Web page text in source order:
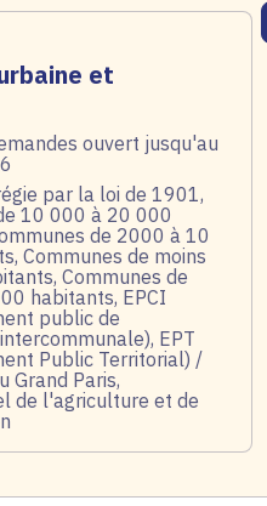
et
ouvert jusqu'au
par la loi de 1901,
10 000 à 20 000
de 2000 à 10
Communes de moins
Communes de
habitants, EPCI
public de
EPT
Public Territorial) /
Grand Paris,
de l'agriculture et de